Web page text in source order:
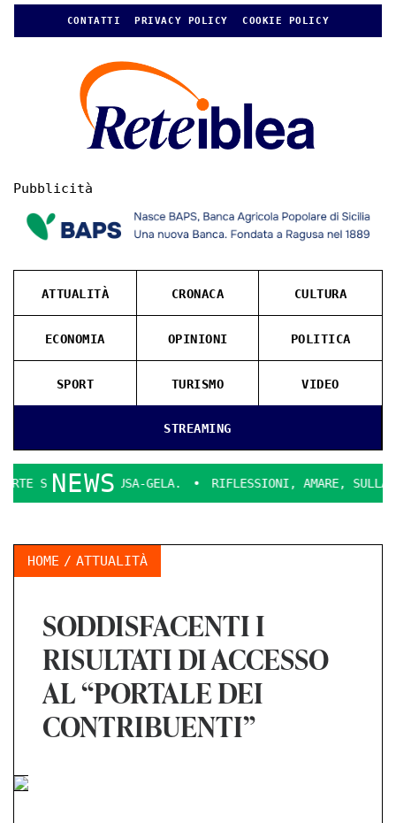
CONTATTI PRIVACY POLICY COOKIE POLICY
Pubblicità
STREAMING
ATTUALITÀ CRONACA CULTURA
ECONOMIA OPINIONI POLITICA
SPORT TURISMO VIDEO
NEWS
GELA. RIFLESSIONI, AMARE, SULLA CHIUSURA DEL
HOME ATTUALITÀ
SODDISFACENTI I
RISULTATI DI ACCESSO
AL “PORTALE DEI
CONTRIBUENTI”